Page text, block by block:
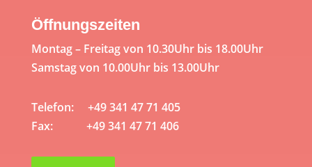
Öffnungszeiten
Montag – Freitag von 10.30Uhr bis 18.00Uhr
Samstag von 10.00Uhr bis 13.00Uhr
Telefon: +49 341 47 71 405
Fax: +49 341 47 71 406